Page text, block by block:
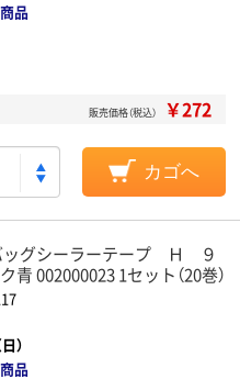
品
販売価格（税込） ￥272
カゴへ
ッグシーラーテープ Ｈ ９
002000023 1セット（20巻）
）
品